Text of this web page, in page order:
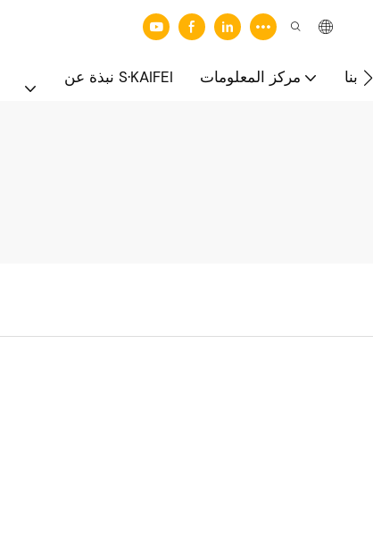
نبذة عن S·KAIFEI مركز المعلومات بنا